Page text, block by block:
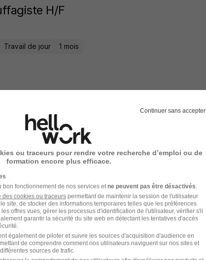
H/F
Travail de jour 1 mois
H/F
H/F
Continuer sans accepter
ou traceurs pour rendre votre recherche d’emploi ou de
formation encore plus efficace.
fonctionnement de nos services et ne peuvent pas être désactivés
des cookies ou traceurspermettant de maintenir la session de l'utilisateur
site, de stocker des informations temporaires telles que les préférences
offres vues, gérer les processus d'identification de l'utilisateur, vérifier s'il
garantir la sécurité du site web en détectant les tentatives d'accès
également de piloter et suivre les sources d'acquisition d'audience en
de comprendre comment nos utilisateurs naviguent sur nos sites et
sources de trafic.